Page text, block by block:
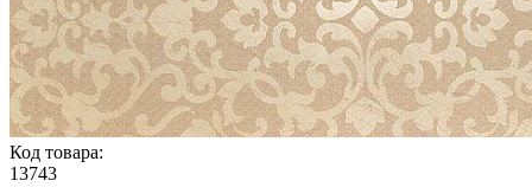
Код товара:
13743